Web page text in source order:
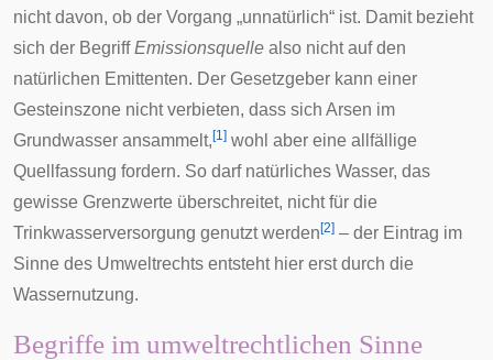
nicht davon, ob der Vorgang „unnatürlich“ ist. Damit bezieht
sich der BegriffEmissionsquelle also nicht auf den
natürlichen Emittenten. Der Gesetzgeber kann einer
Gesteinszone nicht verbieten, dass sich Arsen im
Grundwasser ansammelt, [1] wohl aber eine allfällige
Quellfassung fordern. So darf natürliches Wasser, das
gewisse Grenzwerte überschreitet, nicht für die
Trinkwasserversorgung genutzt werden [2] – der Eintrag im
Sinne des Umweltrechts entsteht hier erst durch die
Wassernutzung.
Begriffe im umweltrechtlichen Sinne